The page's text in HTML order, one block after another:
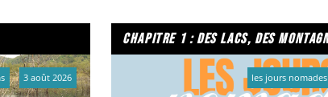
3 août 2026 les jours nomades